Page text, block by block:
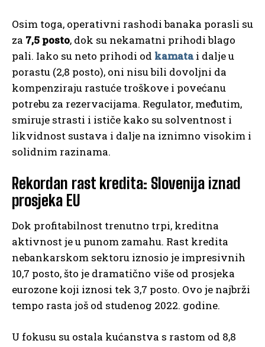
Osim toga, operativni rashodi banaka porasli su
za 7,5 posto, dok su nekamatni prihodi blago
pali. Iako su neto prihodi od kamatai dalje u
porastu (2,8 posto), oni nisu bili dovoljni da
kompenziraju rastuće troškove i povećanu
potrebu za rezervacijama. Regulator, međutim,
smiruje strasti i ističe kako su solventnost i
likvidnost sustava i dalje na iznimno visokim i
solidnim razinama.
Rekordan rast kredita: Slovenija iznad
prosjeka EU
Dok profitabilnost trenutno trpi, kreditna
aktivnost je u punom zamahu. Rast kredita
nebankarskom sektoru iznosio je impresivnih
10,7 posto, što je dramatično više od prosjeka
eurozone koji iznosi tek 3,7 posto. Ovo je najbrži
tempo rasta još od studenog 2022. godine.
U fokusu su ostala kućanstva s rastom od 8,8